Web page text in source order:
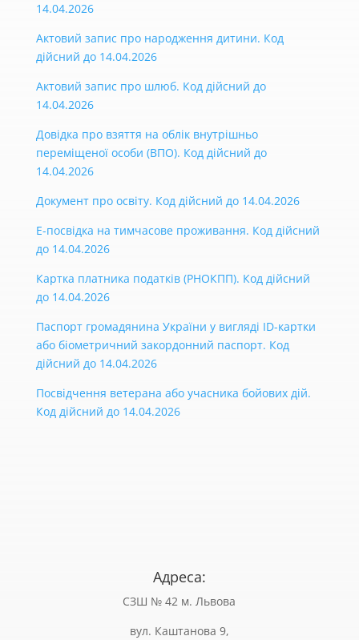
14.04.2026
Актовий запис про народження дитини. Код
дійсний до 14.04.2026
Актовий запис про шлюб. Код дійсний до
14.04.2026
Довідка про взяття на облік внутрішньо
переміщеної особи (ВПО). Код дійсний до
14.04.2026
Документ про освіту. Код дійсний до 14.04.2026
Е-посвідка на тимчасове проживання. Код дійсний
до 14.04.2026
Картка платника податків (РНОКПП). Код дійсний
до 14.04.2026
Паспорт громадянина України у вигляді ID-картки
або біометричний закордонний паспорт. Код
дійсний до 14.04.2026
Посвідчення ветерана або учасника бойових дій.
Код дійсний до 14.04.2026
Адреса:
СЗШ № 42 м. Львова
вул. Каштанова 9,